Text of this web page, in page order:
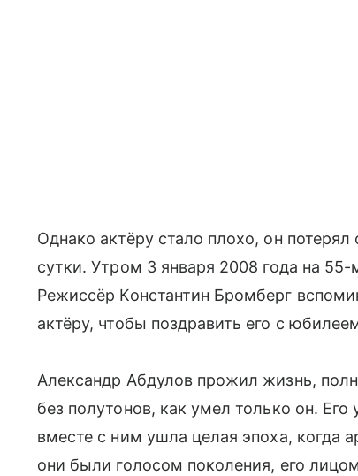
Однако актёру стало плохо, он
сутки. Утром 3 января 2008 года на
Режиссёр Константин Бромберг
актёру, чтобы поздравить его с
Александр Абдулов прожил жизнь,
без полутонов, как умел только он.
вместе с ним ушла целая эпоха,
они были голосом поколения, его